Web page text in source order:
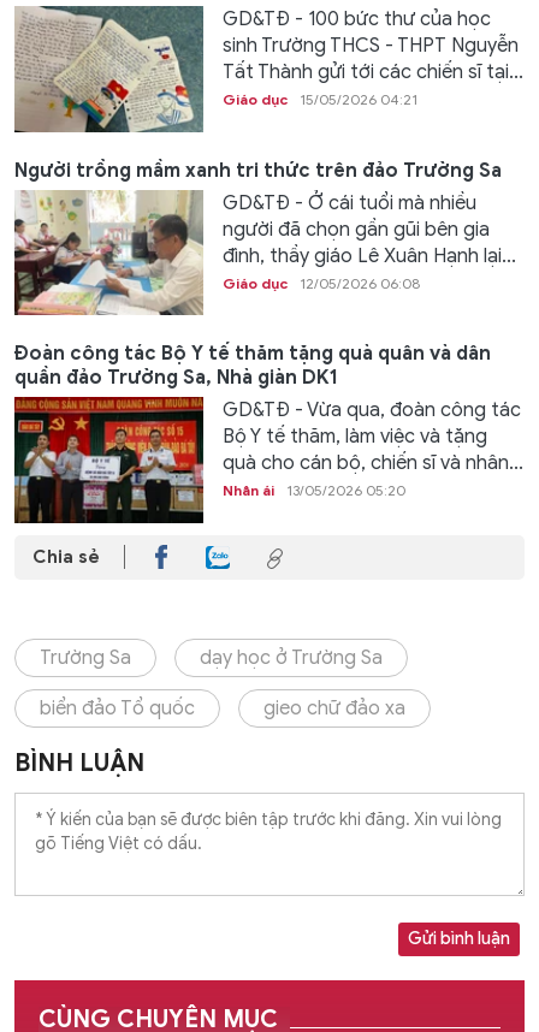
GD&TĐ - 100 bức thư của học
sinh Trường THCS - THPT Nguyễn
Tất Thành gửi tới các chiến sĩ tại...
Giáo dục 15/05/2026 04:21
Người trồng mầm xanh tri thức trên đảo Trường Sa
GD&TĐ - Ở cái tuổi mà nhiều
người đã chọn gần gũi bên gia
đình, thầy giáo Lê Xuân Hạnh lại...
Giáo dục 12/05/2026 06:08
Đoàn công tác Bộ Y tế thăm tặng quà quân và dân
quần đảo Trường Sa, Nhà giàn DK1
GD&TĐ - Vừa qua, đoàn công tác
Bộ Y tế thăm, làm việc và tặng
quà cho cán bộ, chiến sĩ và nhân...
Nhân ái 13/05/2026 05:20
Chia sẻ
Trường Sa dạy học ở Trường Sa
biển đảo Tổ quốc gieo chữ đảo xa
BÌNH LUẬN
Gửi bình luận
CÙNG CHUYÊN MỤC